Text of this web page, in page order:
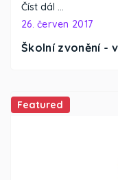
Školní zvonění -
26. červen 2017
Číst dál …
Featured